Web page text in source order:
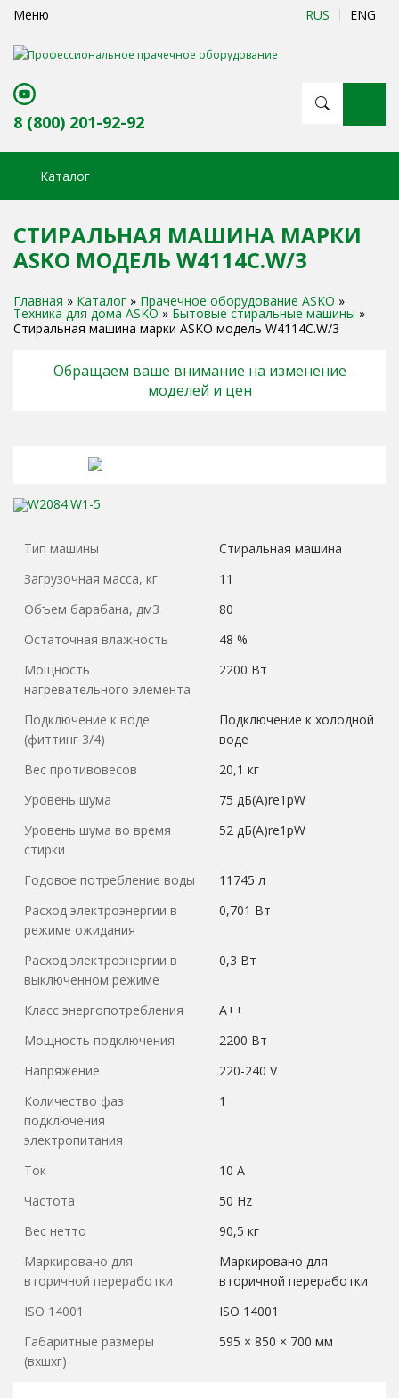
Меню RUS ENG
Профессиональное прачечное оборудование
8 (800) 201-92-92
Каталог
СТИРАЛЬНАЯ МАШИНА МАРКИ
ASKO МОДЕЛЬ W4114C.W/3
Главная » Каталог » Прачечное оборудование ASKO »
Техника для дома ASKO » Бытовые стиральные машины »
Стиральная машина марки ASKO модель W4114C.W/3
Обращаем ваше внимание на изменение
моделей и цен
Тип машины
Стиральная машина
Загрузочная масса, кг
11
Объем барабана, дм3
80
Остаточная влажность
48 %
Мощность
нагревательного элемента
2200 Вт
Подключение к воде
(фиттинг 3/4)
Подключение к холодной
воде
Вес противовесов
20,1 кг
Уровень шума
75 дБ(А)re1pW
Уровень шума во время
стирки
52 дБ(А)re1pW
Годовое потребление воды
11745 л
Расход электроэнергии в
режиме ожидания
0,701 Вт
Расход электроэнергии в
выключенном режиме
0,3 Вт
Класс энергопотребления
А++
Мощность подключения
2200 Вт
Напряжение
220-240 V
Количество фаз
подключения
электропитания
1
Ток
10 А
Частота
50 Hz
Вес нетто
90,5 кг
Маркировано для
вторичной переработки
Маркировано для
вторичной переработки
ISO 14001
ISO 14001
Габаритные размеры
(вхшхг)
595 × 850 × 700 мм